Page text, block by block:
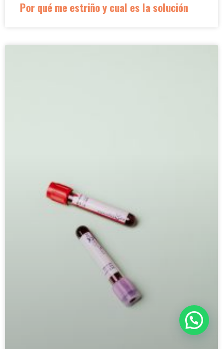
Por qué me estriño y cual es la solución